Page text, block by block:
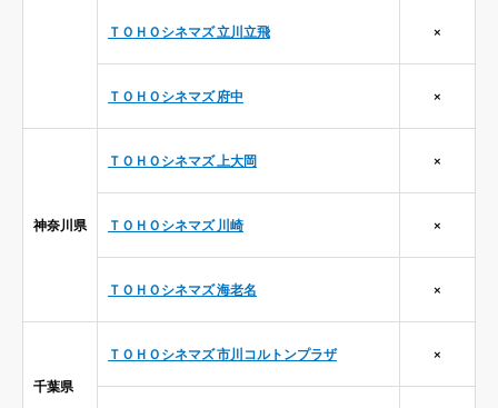
ＴＯＨＯシネマズ 立川立飛 ×
ＴＯＨＯシネマズ 府中 ×
神奈川県
ＴＯＨＯシネマズ 上大岡 ×
ＴＯＨＯシネマズ 川崎 ×
ＴＯＨＯシネマズ 海老名 ×
千葉県
ＴＯＨＯシネマズ 市川コルトンプラザ ×